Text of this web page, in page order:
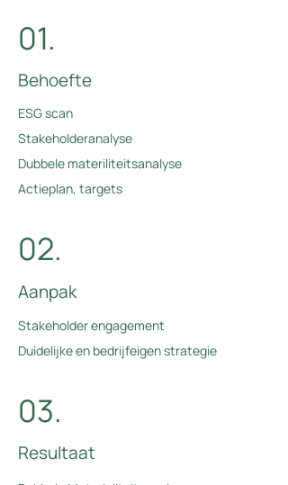
01.
Behoefte
ESG scan
Stakeholderanalyse
Dubbele materiliteitsanalyse
Actieplan, targets
02.
Aanpak
Stakeholder engagement
Duidelijke en bedrijfeigen strategie
03.
Resultaat